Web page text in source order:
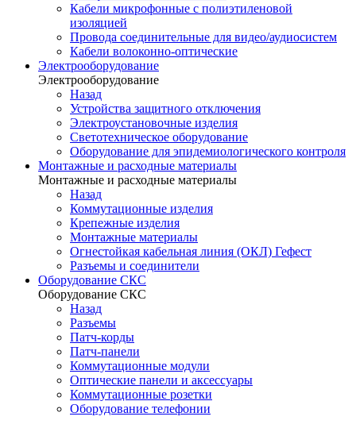
Кабели микрофонные с полиэтиленовой
изоляцией
Провода соединительные для видео/аудиосистем
Кабели волоконно-оптические
Электрооборудование
Электрооборудование
Назад
Устройства защитного отключения
Электроустановочные изделия
Светотехническое оборудование
Оборудование для эпидемиологического контроля
Монтажные и расходные материалы
Монтажные и расходные материалы
Назад
Коммутационные изделия
Крепежные изделия
Монтажные материалы
Огнестойкая кабельная линия (ОКЛ) Гефест
Разъемы и соединители
Оборудование СКС
Оборудование СКС
Назад
Разъемы
Патч-корды
Патч-панели
Коммутационные модули
Оптические панели и аксессуары
Коммутационные розетки
Оборудование телефонии